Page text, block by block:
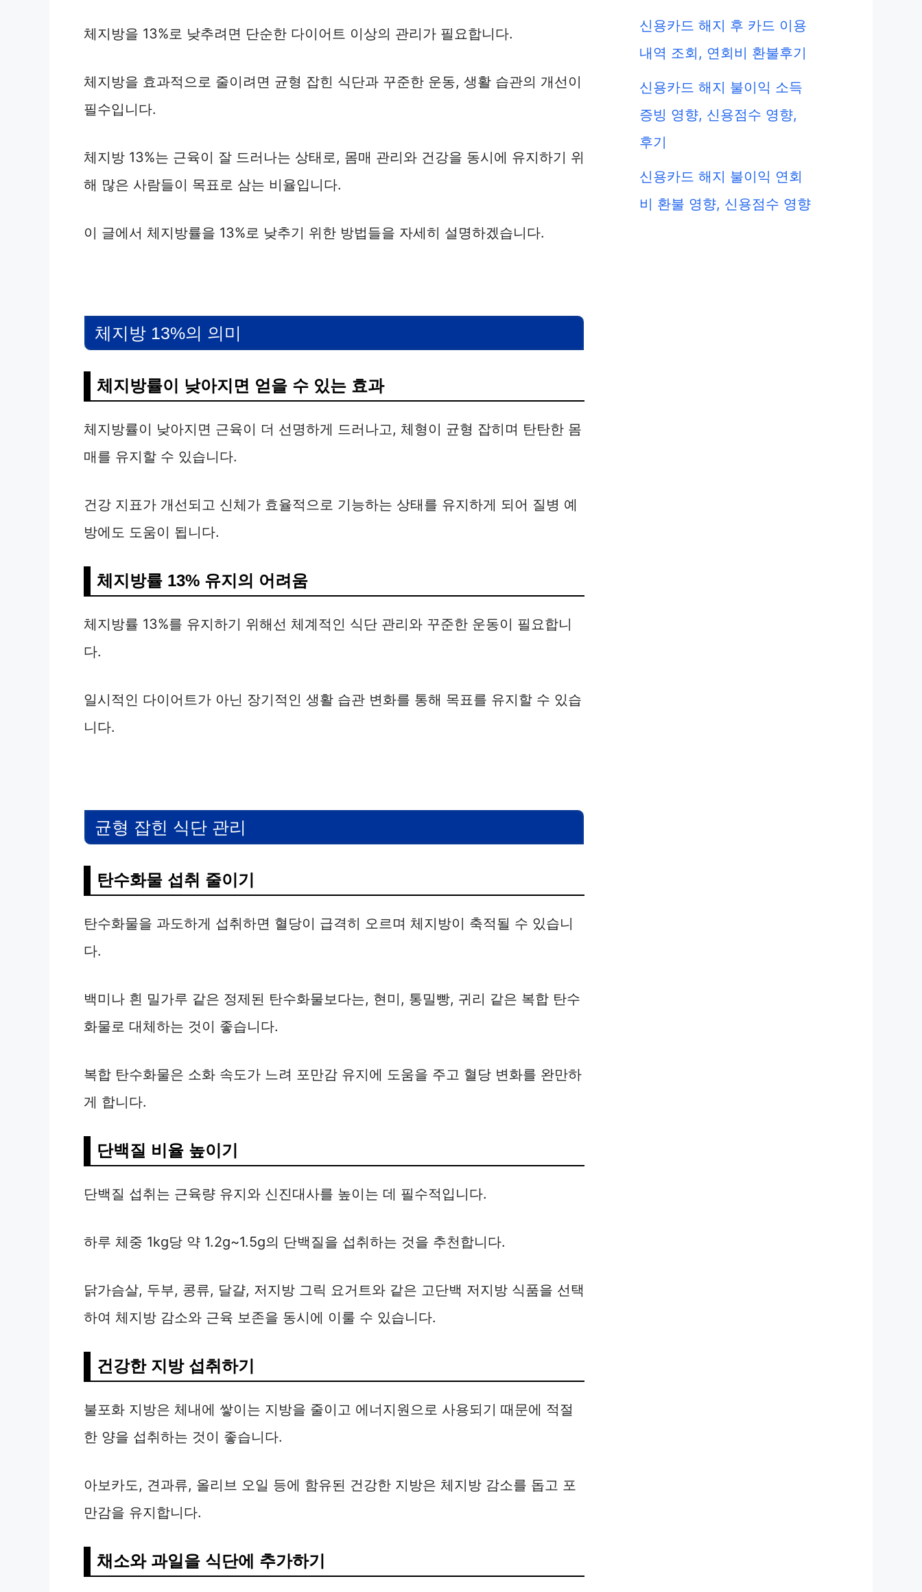
i
e
체지방을 13%로 낮추려면 단순한 다이어트 이상의 관리가 필요합니다.
체지방을 효과적으로 줄이려면 균형 잡힌 식단과 꾸준한 운동, 생활 습관의 개선이
필수입니다.
체지방 13%는 근육이 잘 드러나는 상태로, 몸매 관리와 건강을 동시에 유지하기 위
해 많은 사람들이 목표로 삼는 비율입니다.
이 글에서 체지방률을 13%로 낮추기 위한 방법들을 자세히 설명하겠습니다.
체지방 13%의 의미
체지방률이 낮아지면 얻을 수 있는 효과
체지방률이 낮아지면 근육이 더 선명하게 드러나고, 체형이 균형 잡히며 탄탄한 몸
매를 유지할 수 있습니다.
건강 지표가 개선되고 신체가 효율적으로 기능하는 상태를 유지하게 되어 질병 예
방에도 도움이 됩니다.
체지방률 13% 유지의 어려움
체지방률 13%를 유지하기 위해선 체계적인 식단 관리와 꾸준한 운동이 필요합니
다.
일시적인 다이어트가 아닌 장기적인 생활 습관 변화를 통해 목표를 유지할 수 있습
니다.
균형 잡힌 식단 관리
탄수화물 섭취 줄이기
탄수화물을 과도하게 섭취하면 혈당이 급격히 오르며 체지방이 축적될 수 있습니
다.
백미나 흰 밀가루 같은 정제된 탄수화물보다는, 현미, 통밀빵, 귀리 같은 복합 탄수
화물로 대체하는 것이 좋습니다.
복합 탄수화물은 소화 속도가 느려 포만감 유지에 도움을 주고 혈당 변화를 완만하
게 합니다.
단백질 비율 높이기
단백질 섭취는 근육량 유지와 신진대사를 높이는 데 필수적입니다.
하루 체중 1kg당 약 1.2g~1.5g의 단백질을 섭취하는 것을 추천합니다.
닭가슴살, 두부, 콩류, 달걀, 저지방 그릭 요거트와 같은 고단백 저지방 식품을 선택
하여 체지방 감소와 근육 보존을 동시에 이룰 수 있습니다.
건강한 지방 섭취하기
불포화 지방은 체내에 쌓이는 지방을 줄이고 에너지원으로 사용되기 때문에 적절
한 양을 섭취하는 것이 좋습니다.
아보카도, 견과류, 올리브 오일 등에 함유된 건강한 지방은 체지방 감소를 돕고 포
만감을 유지합니다.
채소와 과일을 식단에 추가하기
신용카드 해지 후 카드 이용
내역 조회, 연회비 환불후기
신용카드 해지 불이익 소득
증빙 영향, 신용점수 영향,
후기
신용카드 해지 불이익 연회
비 환불 영향, 신용점수 영향